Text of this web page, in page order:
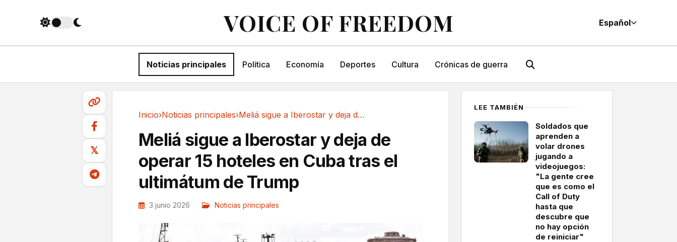
VOICE OF FREEDOM Español
Noticias principales Política Economía Deportes Cultura Crónicas de guerra
𝕏
Inicio›Noticias principales› Meliá sigue a Iberostar y deja de operar 15...
Meliá sigue a Iberostar y deja de
operar 15 hoteles en Cuba tras el
ultimátum de Trump
3 junio 2026 Noticias principales
LEE TAMBIÉN
Soldados que
aprenden a
volar drones
jugando a
videojuegos:
"La gente cree
que es como el
Call of Duty
hasta que
descubre que
no hay opción
de reiniciar"